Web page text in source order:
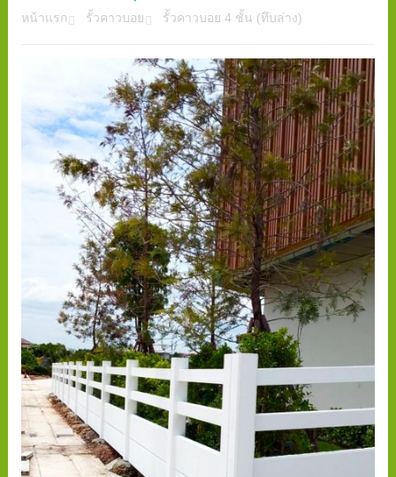
หน้าแรก รั้วคาวบอย รั้วคาวบอย 4 ชั้น (ทึบล่าง)